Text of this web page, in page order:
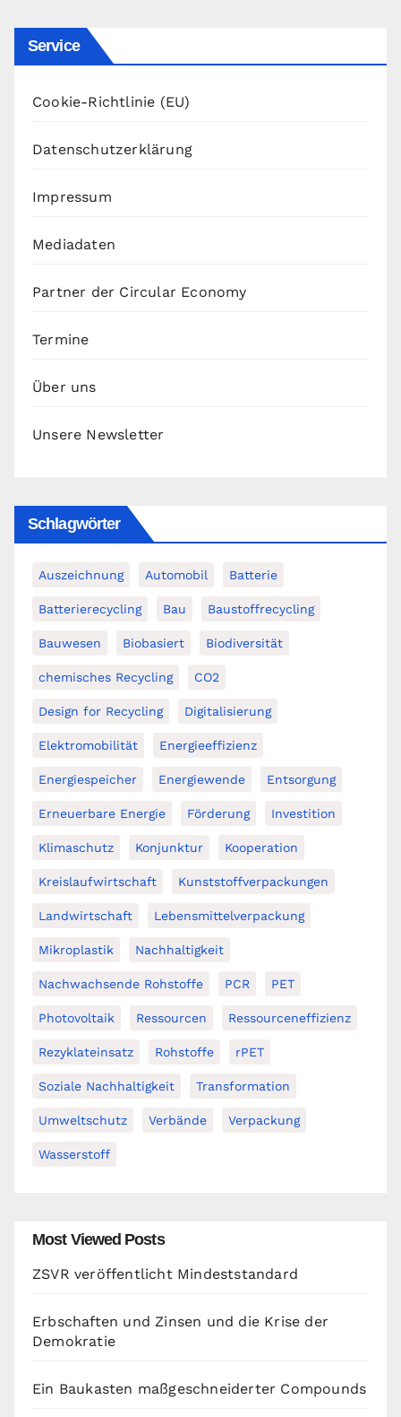
Service
Cookie-Richtlinie (EU)
Datenschutzerklärung
Impressum
Mediadaten
Partner der Circular Economy
Termine
Über uns
Unsere Newsletter
Schlagwörter
Auszeichnung Automobil Batterie
Batterierecycling Bau Baustoffrecycling
Bauwesen Biobasiert Biodiversität
chemisches Recycling CO2
Design for Recycling Digitalisierung
Elektromobilität Energieeffizienz
Energiespeicher Energiewende Entsorgung
Erneuerbare Energie Förderung Investition
Klimaschutz Konjunktur Kooperation
Kreislaufwirtschaft Kunststoffverpackungen
Landwirtschaft Lebensmittelverpackung
Mikroplastik Nachhaltigkeit
Nachwachsende Rohstoffe PCR PET
Photovoltaik Ressourcen Ressourceneffizienz
Rezyklateinsatz Rohstoffe rPET
Soziale Nachhaltigkeit Transformation
Umweltschutz Verbände Verpackung
Wasserstoff
Most Viewed Posts
ZSVR veröffentlicht Mindeststandard
Erbschaften und Zinsen und die Krise der
Demokratie
Ein Baukasten maßgeschneiderter Compounds